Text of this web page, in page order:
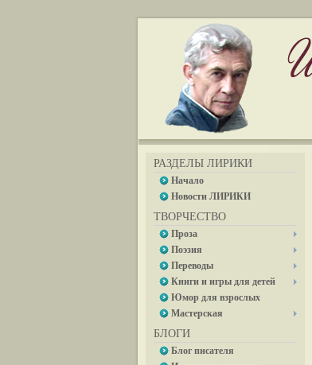
РАЗДЕЛЫ ЛИРИКИ
Начало
Новости ЛИРИКИ
ТВОРЧЕСТВО
Проза
Поэзия
Переводы
Книги и игры для детей
Юмор для взрослых
Мастерская
БЛОГИ
Блог писателя